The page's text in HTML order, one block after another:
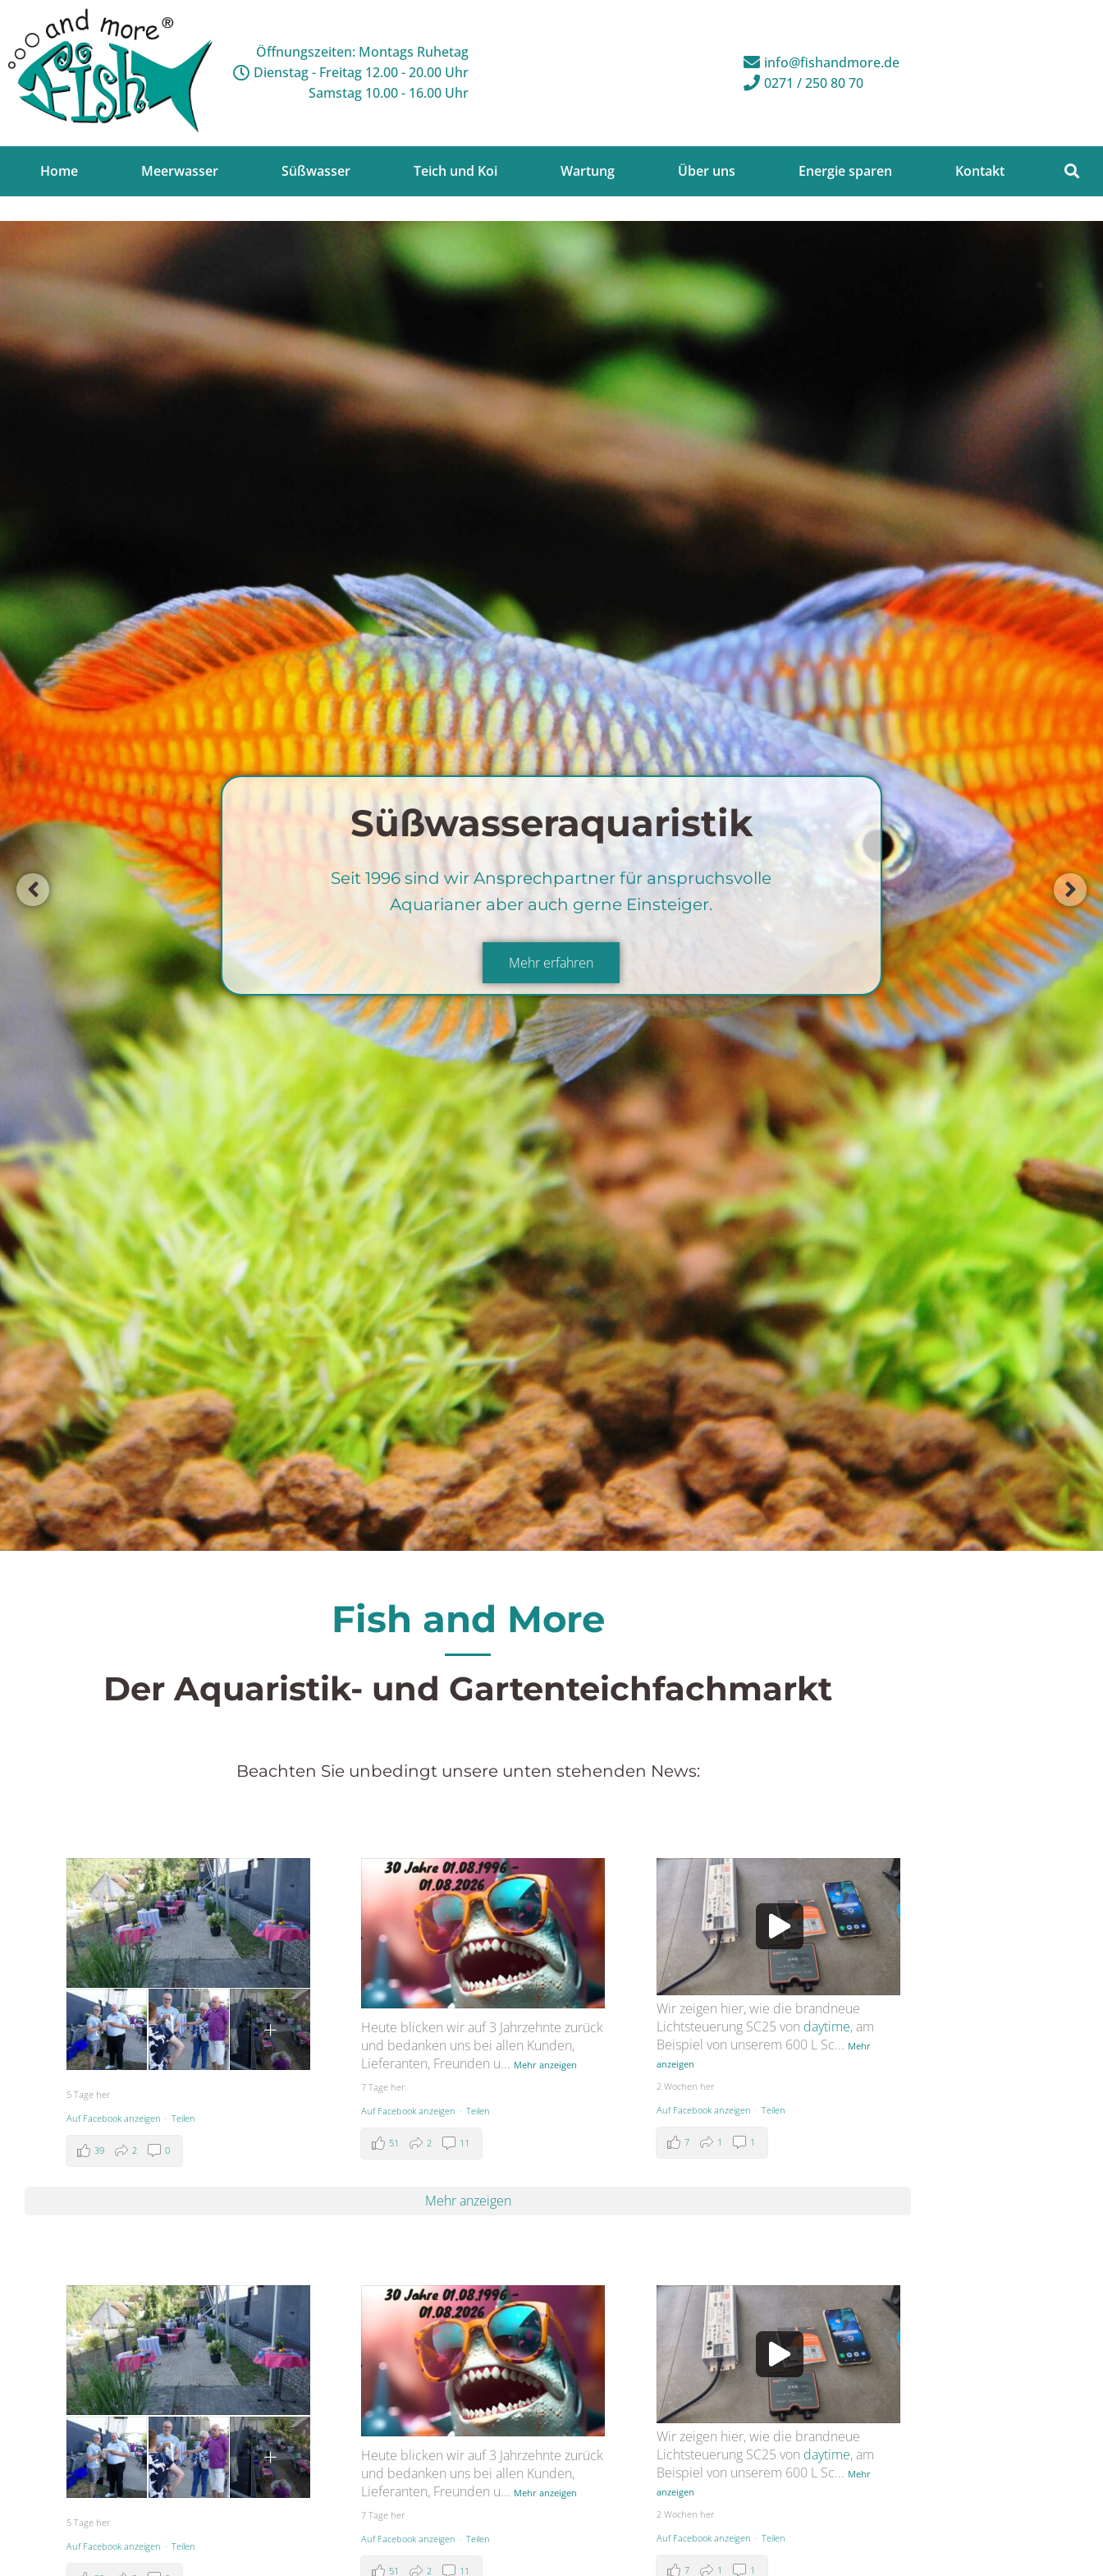
Öffnungszeiten: Montags Ruhetag
Dienstag - Freitag 12.00 - 20.00 Uhr
Samstag 10.00 - 16.00 Uhr
info@fishandmore.de
0271 / 250 80 70
Home Meerwasser Süßwasser Teich und Koi Wartung Über uns Energie sparen Kontakt
Teich und Koi
Egal ob Gartenteich, Koiteich oder Schwimmteich,
Bachlauf, Fontäne, Springbrunnen bis hin zum
Wasserfall — gestalten Sie mit unserem Know How
Ihren eigenen Wassergarten!
Mehr erfahren
Fish and More
Der Aquaristik- und Gartenteichfachmarkt
Beachten Sie unbedingt unsere unten stehenden News:
+
5 Tage her
Auf Facebook anzeigen · Teilen
39 2 0
Heute blicken wir auf 3 Jahrzehnte zurück
und bedanken uns bei allen Kunden,
Lieferanten, Freunden u... Mehr anzeigen
7 Tage her
Auf Facebook anzeigen · Teilen
51 2 11
Wir zeigen hier, wie die brandneue
Lichtsteuerung SC25 von daytime, am
Beispiel von unserem 600 L Sc... Mehr
anzeigen
2 Wochen her
Auf Facebook anzeigen · Teilen
7 1 1
Mehr anzeigen
+
5 Tage her
Auf Facebook anzeigen · Teilen
Heute blicken wir auf 3 Jahrzehnte zurück
und bedanken uns bei allen Kunden,
Lieferanten, Freunden u... Mehr anzeigen
7 Tage her
Auf Facebook anzeigen · Teilen
51 2 11
Wir zeigen hier, wie die brandneue
Lichtsteuerung SC25 von daytime, am
Beispiel von unserem 600 L Sc... Mehr
anzeigen
2 Wochen her
Auf Facebook anzeigen · Teilen
7 1 1